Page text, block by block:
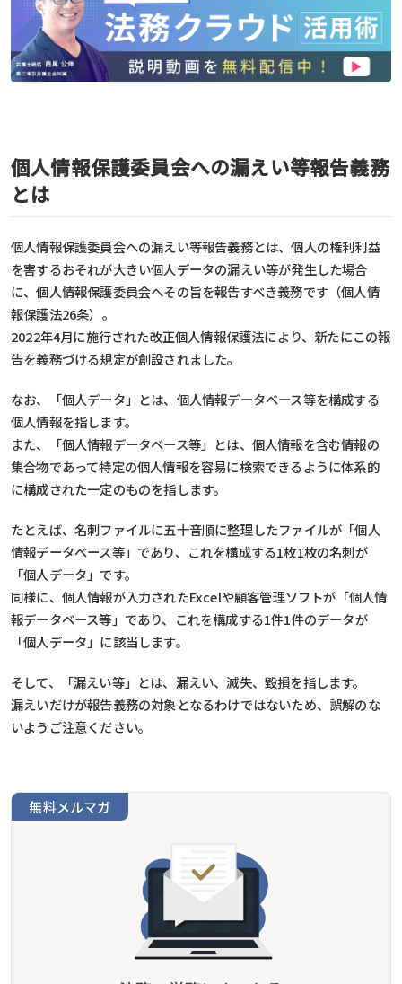
個人情報保護委員会への漏えい等報告義務
とは
個人情報保護委員会への漏えい等報告義務とは、個人の権利利益
を害するおそれが大きい個人データの漏えい等が発生した場合
に、個人情報保護委員会へその旨を報告すべき義務です（個人情
報保護法26条）。
2022年4月に施行された改正個人情報保護法により、新たにこの報
告を義務づける規定が創設されました。
なお、「個人データ」とは、個人情報データベース等を構成する
個人情報を指します。
また、「個人情報データベース等」とは、個人情報を含む情報の
集合物であって特定の個人情報を容易に検索できるように体系的
に構成された一定のものを指します。
たとえば、名刺ファイルに五十音順に整理したファイルが「個人
情報データベース等」であり、これを構成する1枚1枚の名刺が
「個人データ」です。
同様に、個人情報が入力されたExcelや顧客管理ソフトが「個人情
報データベース等」であり、これを構成する1件1件のデータが
「個人データ」に該当します。
そして、「漏えい等」とは、漏えい、滅失、毀損を指します。
漏えいだけが報告義務の対象となるわけではないため、誤解のな
いようご注意ください。
無料メルマガ